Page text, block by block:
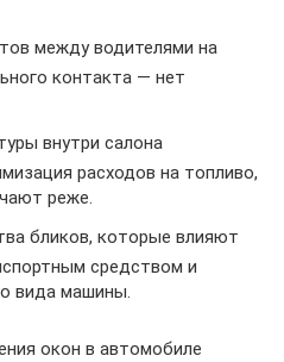
между водителями на
контакта — нет
внутри салона
расходов на топливо,
реже.
бликов, которые влияют
средством и
вида машины.
окон в автомобиле